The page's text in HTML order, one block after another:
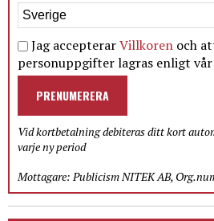
Jag accepterarVillkoren och
personuppgifter lagras enligt vår
PRENUMERERA
Vid kortbetalning debiteras ditt kort
varje ny period
Mottagare: Publicism NITEK AB,